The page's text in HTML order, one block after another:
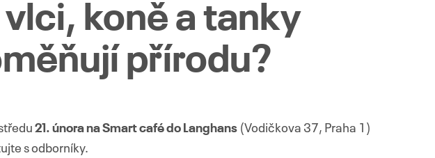
vlci, koně a tanky
přírodu?
21. února na Smart café do Langhans (Vodičkova 37, Praha 1)
s odborníky.